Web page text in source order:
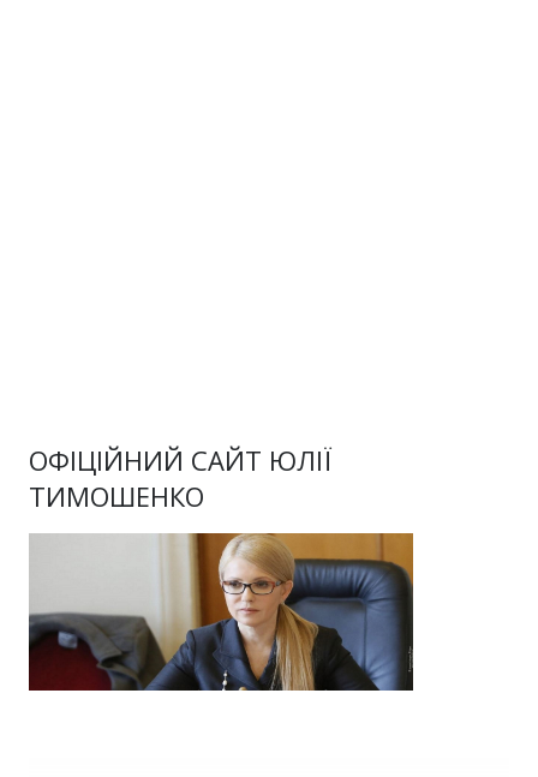
ОФІЦІЙНИЙ САЙТ ЮЛІЇ
ТИМОШЕНКО